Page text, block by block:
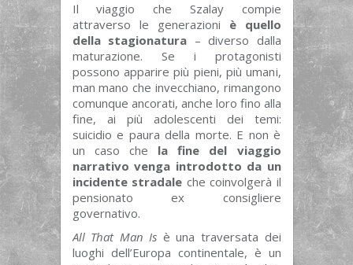
Il viaggio che Szalay compie
attraverso le generazioni è quello
della stagionatura – diverso dalla
maturazione. Se i protagonisti
possono apparire più pieni, più umani,
man mano che invecchiano, rimangono
comunque ancorati, anche loro fino alla
fine, ai più adolescenti dei temi:
suicidio e paura della morte. E non è
un caso che la fine del viaggio
narrativo venga introdotto da un
incidente stradale che coinvolgerà il
pensionato ex consigliere
governativo.
All That Man Is è una traversata dei
luoghi dell’Europa continentale, è un